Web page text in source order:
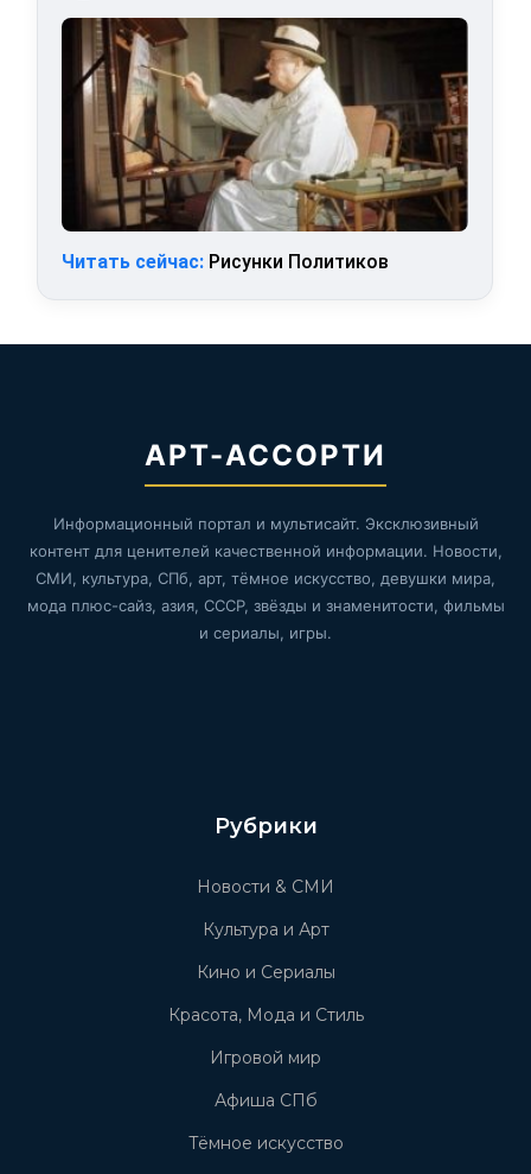
Читать сейчас: Рисунки Политиков
АРТ-АССОРТИ
Информационный портал и мультисайт. Эксклюзивный
контент для ценителей качественной информации. Новости,
СМИ, культура, СПб, арт, тёмное искусство, девушки мира,
мода плюс-сайз, азия, СССР, звёзды и знаменитости, фильмы
и сериалы, игры.
Рубрики
Новости & СМИ
Культура и Арт
Кино и Сериалы
Красота, Мода и Стиль
Игровой мир
Афиша СПб
Тёмное искусство